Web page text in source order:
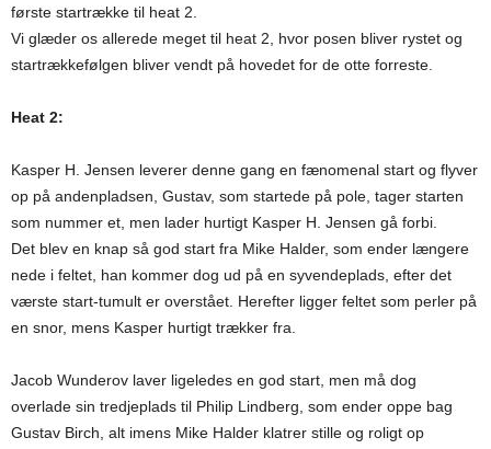
første startrække til heat 2.
Vi glæder os allerede meget til heat 2, hvor posen bliver rystet og
startrækkefølgen bliver vendt på hovedet for de otte forreste.
Heat 2:
Kasper H. Jensen leverer denne gang en fænomenal start og flyver
op på andenpladsen, Gustav, som startede på pole, tager starten
som nummer et, men lader hurtigt Kasper H. Jensen gå forbi.
Det blev en knap så god start fra Mike Halder, som ender længere
nede i feltet, han kommer dog ud på en syvendeplads, efter det
værste start-tumult er overstået. Herefter ligger feltet som perler på
en snor, mens Kasper hurtigt trækker fra.
Jacob Wunderov laver ligeledes en god start, men må dog
overlade sin tredjeplads til Philip Lindberg, som ender oppe bag
Gustav Birch, alt imens Mike Halder klatrer stille og roligt op